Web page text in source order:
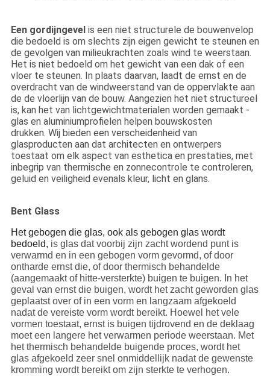
Een gordijngevel is een niet structurele de bouwenvelop
die bedoeld is om slechts zijn eigen gewicht te steunen en
de gevolgen van milieukrachten zoals wind te weerstaan.
Het is niet bedoeld om het gewicht van een dak of een
vloer te steunen. In plaats daarvan, laadt de ernst en de
overdracht van de windweerstand van de oppervlakte aan
de de vloerlijn van de bouw. Aangezien het niet structureel
is, kan het van lichtgewichtmaterialen worden gemaakt -
glas en aluminiumprofielen helpen bouwskosten
drukken. Wij bieden een verscheidenheid van
glasproducten aan dat architecten en ontwerpers
toestaat om elk aspect van esthetica en prestaties, met
inbegrip van thermische en zonnecontrole te controleren,
geluid en veiligheid evenals kleur, licht en glans.
Bent Glass
Het gebogen die glas, ook als gebogen glas wordt
bedoeld, is glas dat voorbij zijn zacht wordend punt is
verwarmd en in een gebogen vorm gevormd, of door
ontharde ernst die, of door thermisch behandelde
(aangemaakt of hitte-versterkte) buigen te buigen. In het
geval van ernst die buigen, wordt het zacht geworden glas
geplaatst over of in een vorm en langzaam afgekoeld
nadat de vereiste vorm wordt bereikt. Hoewel het vele
vormen toestaat, ernst is buigen tijdrovend en de deklaag
moet een langere het verwarmen periode weerstaan. Met
het thermisch behandelde buigende proces, wordt het
glas afgekoeld zeer snel onmiddellijk nadat de gewenste
kromming wordt bereikt om zijn sterkte te verhogen.